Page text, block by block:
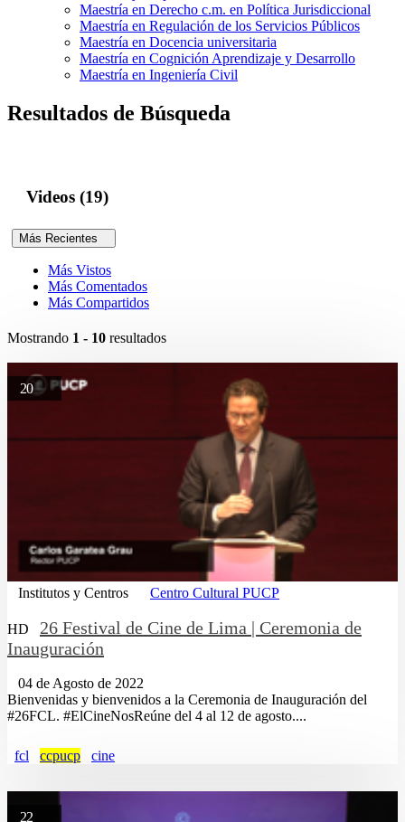
Maestría en Derecho c.m. en Política Jurisdiccional
Maestría en Regulación de los Servicios Públicos
Maestría en Docencia universitaria
Maestría en Cognición Aprendizaje y Desarrollo
Maestría en Ingeniería Civil
Resultados de Búsqueda
Videos (19)
Más Recientes
Más Vistos
Más Comentados
Más Compartidos
Mostrando 1 - 10 resultados
20
Institutos y Centros Centro Cultural PUCP
HD
26 Festival de Cine de Lima | Ceremonia de
Inauguración
04 de Agosto de 2022
Bienvenidas y bienvenidos a la Ceremonia de Inauguración del
#26FCL. #ElCineNosReúne del 4 al 12 de agosto....
fcl ccpucp cine
22